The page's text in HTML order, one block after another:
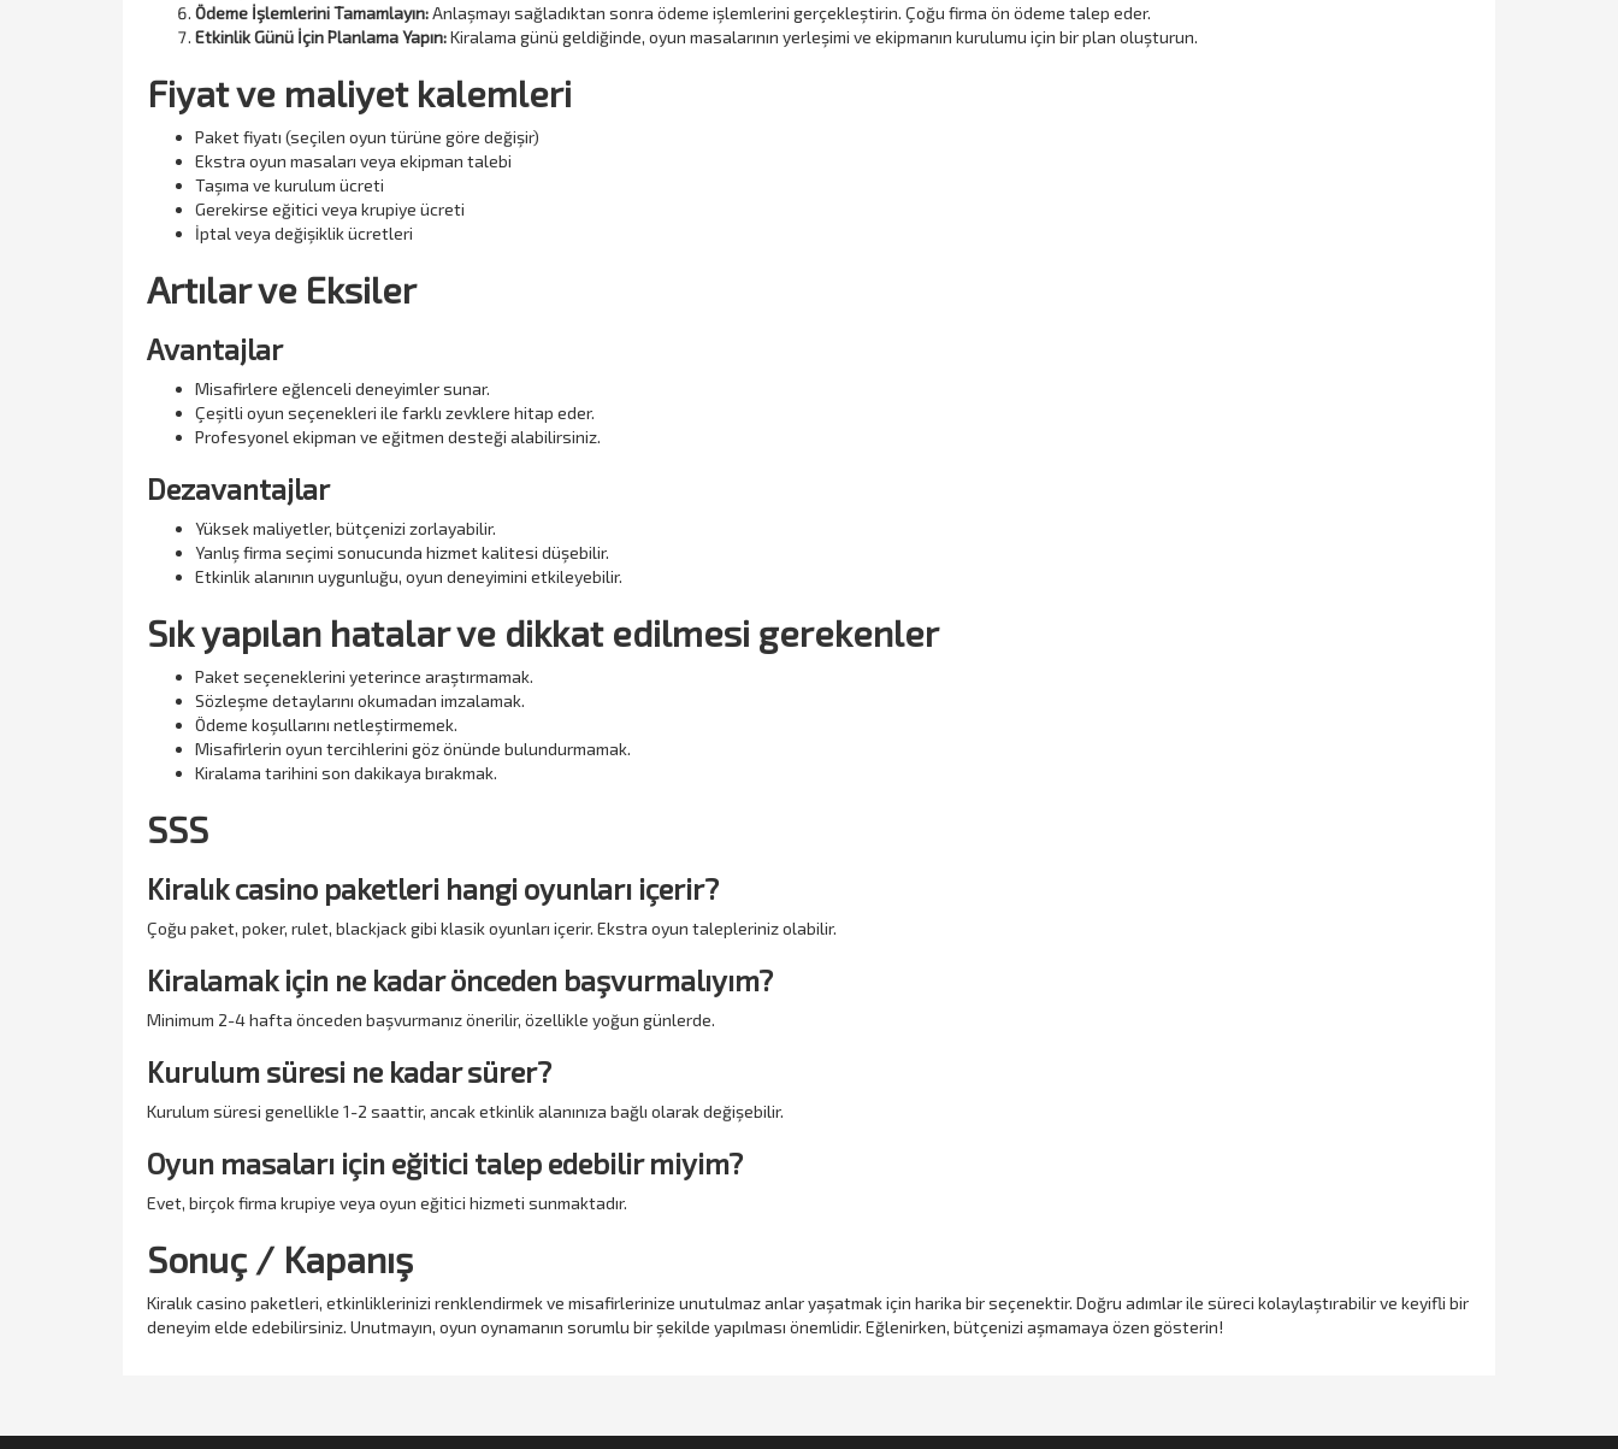
Ödeme İşlemlerini Tamamlayın:Anlaşmayı sağladıktan sonra ödeme işlemlerini gerçekleştirin. Çoğu firma ön ödeme talep eder.
Etkinlik Günü İçin Planlama Yapın:Kiralama günü geldiğinde, oyun masalarının yerleşimi ve ekipmanın kurulumu için bir plan oluşturun.
Fiyat ve maliyet kalemleri
Paket fiyatı (seçilen oyun türüne göre değişir)
Ekstra oyun masaları veya ekipman talebi
Taşıma ve kurulum ücreti
Gerekirse eğitici veya krupiye ücreti
İptal veya değişiklik ücretleri
Artılar ve Eksiler
Avantajlar
Misafirlere eğlenceli deneyimler sunar.
Çeşitli oyun seçenekleri ile farklı zevklere hitap eder.
Profesyonel ekipman ve eğitmen desteği alabilirsiniz.
Dezavantajlar
Yüksek maliyetler, bütçenizi zorlayabilir.
Yanlış firma seçimi sonucunda hizmet kalitesi düşebilir.
Etkinlik alanının uygunluğu, oyun deneyimini etkileyebilir.
Sık yapılan hatalar ve dikkat edilmesi gerekenler
Paket seçeneklerini yeterince araştırmamak.
Sözleşme detaylarını okumadan imzalamak.
Ödeme koşullarını netleştirmemek.
Misafirlerin oyun tercihlerini göz önünde bulundurmamak.
Kiralama tarihini son dakikaya bırakmak.
SSS
Kiralık casino paketleri hangi oyunları içerir?
Çoğu paket, poker, rulet, blackjack gibi klasik oyunları içerir. Ekstra oyun talepleriniz olabilir.
Kiralamak için ne kadar önceden başvurmalıyım?
Minimum 2-4 hafta önceden başvurmanız önerilir, özellikle yoğun günlerde.
Kurulum süresi ne kadar sürer?
Kurulum süresi genellikle 1-2 saattir, ancak etkinlik alanınıza bağlı olarak değişebilir.
Oyun masaları için eğitici talep edebilir miyim?
Evet, birçok firma krupiye veya oyun eğitici hizmeti sunmaktadır.
Sonuç / Kapanış
Kiralık casino paketleri, etkinliklerinizi renklendirmek ve misafirlerinize unutulmaz anlar yaşatmak için harika bir seçenektir. Doğru adımlar ile süreci kolaylaştırabilir ve keyifli bir
deneyim elde edebilirsiniz. Unutmayın, oyun oynamanın sorumlu bir şekilde yapılması önemlidir. Eğlenirken, bütçenizi aşmamaya özen gösterin!